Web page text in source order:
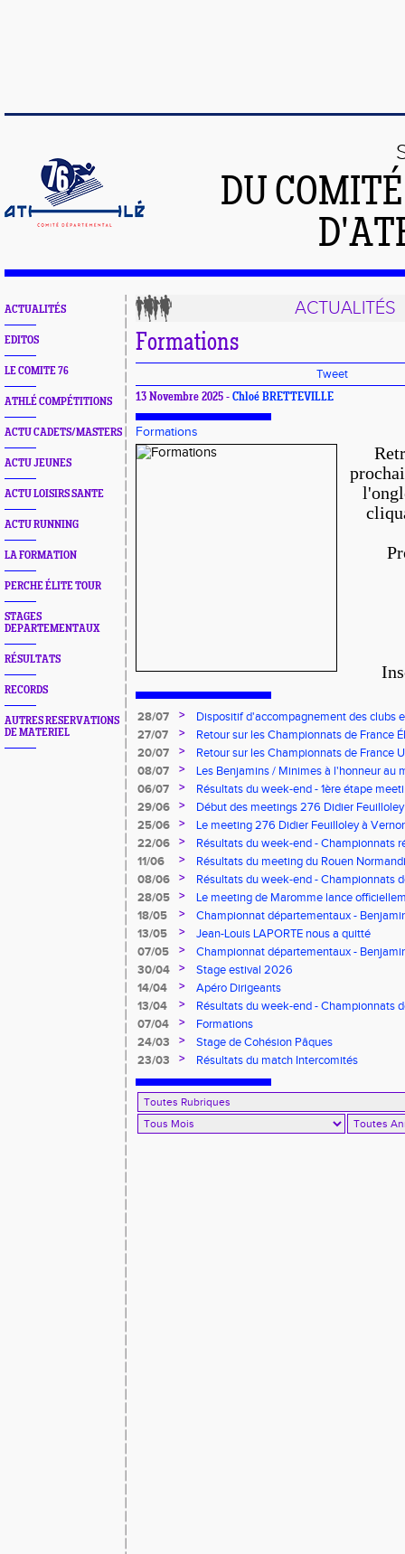
DU
ACTUALITÉS
EDITOS
LE COMITE 76
ATHLÉ COMPÉTITIONS
ACTU CADETS/MASTERS
ACTU JEUNES
ACTU LOISIRS SANTE
ACTU RUNNING
LA FORMATION
PERCHE ÉLITE TOUR
STAGES
DEPARTEMENTAUX
RÉSULTATS
RECORDS
AUTRES RESERVATIONS
DE MATERIEL
ACTUALITÉS
Formations
Tweet
13 Novembre 2025 - Chloé BRETTEVILLE
Formations
28/07 >
Dispositif d'accompagnement des clubs
pour l'embauche de volontaires au
27/07 >
Retour sur les Championnats de France
20/07
>
Retour sur les Championnats de France
08/07
>
Les Benjamins / Minimes à l'honneur au
06/07
>
Résultats du week-end - 1ère étape
Pointes d'Or - Pré-France CJESM
29/06 >
Début des meetings 276 Didier Feuilloley
25/06
>
Le meeting 276 Didier Feuilloley à
22/06
>
Résultats du week-end - Championnats
11/06
>
Résultats du meeting du Rouen
08/06
>
Résultats du week-end - Championnats
8.2.2.8 et Finale départementale des
28/05 >
Le meeting de Maromme lance
CDA 76
18/05 >
Championnat départementaux -
13/05
>
Jean-Louis LAPORTE nous a quitté
07/05
>
Championnat départementaux -
30/04
>
Stage estival 2026
14/04
>
Apéro Dirigeants
13/04
>
Résultats du week-end - Championnats
Benjamins/Minimes - EO Adultes
07/04 >
Formations
24/03
>
Stage de Cohésion Pâques
23/03
> Résultats du match Intercomités